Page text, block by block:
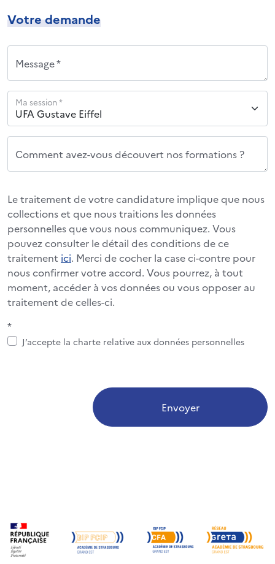
Votre demande
Message *
Ma session *
Comment avez-vous découvert nos formations ?
Le traitement de votre candidature implique que nous
collections et que nous traitions les données
personnelles que vous nous communiquez. Vous
pouvez consulter le détail des conditions de ce
traitement ici. Merci de cocher la case ci-contre pour
nous confirmer votre accord. Vous pourrez, à tout
moment, accéder à vos données ou vous opposer au
traitement de celles-ci.
*
J’accepte la charte relative aux données personnelles
Envoyer